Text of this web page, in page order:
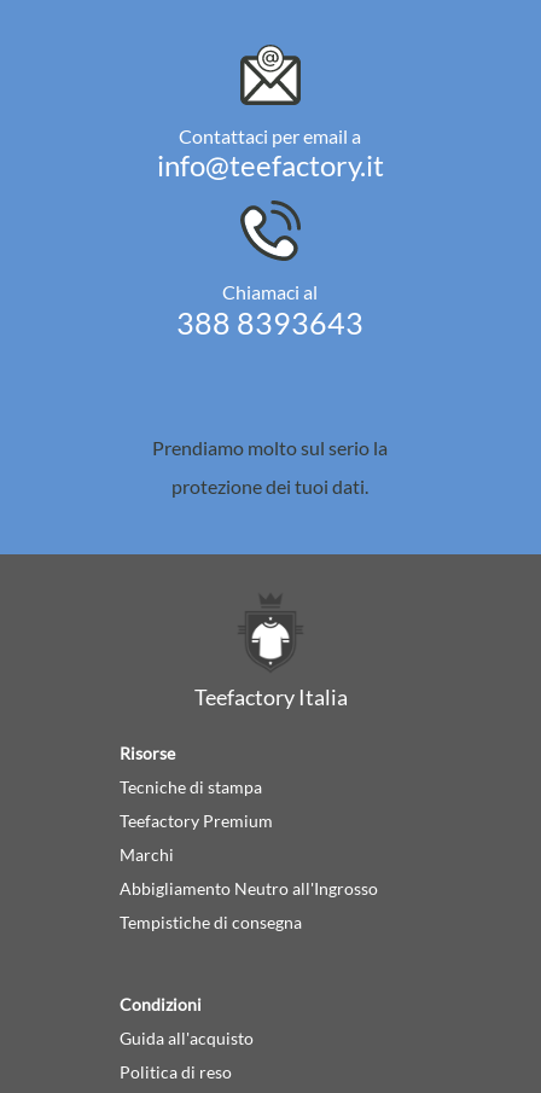
Contattaci per email a
info@teefactory.it
Chiamaci al
388 8393643
Prendiamo molto sul serio la
protezione dei tuoi dati.
Teefactory Italia
Risorse
Tecniche di stampa
Teefactory Premium
Marchi
Abbigliamento Neutro all'Ingrosso
Tempistiche di consegna
Condizioni
Guida all'acquisto
Politica di reso